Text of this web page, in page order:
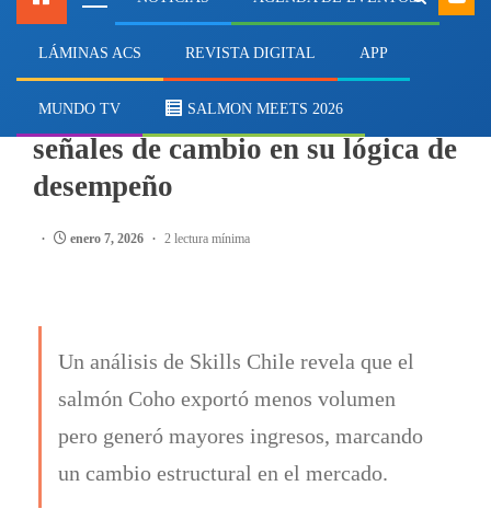
LÁMINAS ACS REVISTA DIGITAL APP
MUNDO TV SALMON MEETS 2026
El mercado del Coho muestra
señales de cambio en su lógica de
desempeño
enero 7, 2026 2 lectura mínima
Un análisis de Skills Chile revela que el
salmón Coho exportó menos volumen
pero generó mayores ingresos, marcando
un cambio estructural en el mercado.